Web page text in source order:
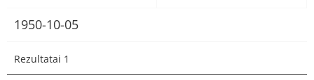
1950-10-05
Rezultatai 1